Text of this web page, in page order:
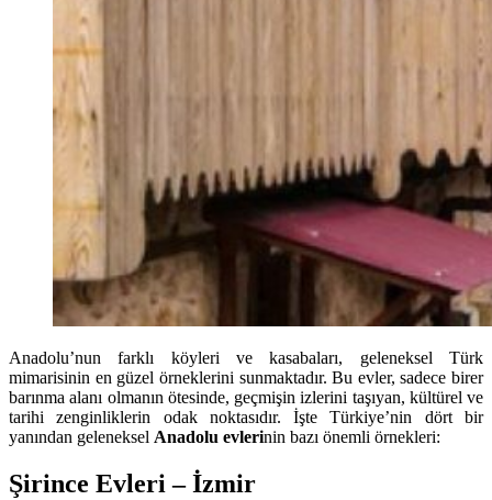
Anadolu’nun farklı köyleri ve kasabaları, geleneksel Türk
mimarisinin en güzel örneklerini sunmaktadır. Bu evler, sadece birer
barınma alanı olmanın ötesinde, geçmişin izlerini taşıyan, kültürel ve
tarihi zenginliklerin odak noktasıdır. İşte Türkiye’nin dört bir
yanından geleneksel Anadolu evlerinin bazı önemli örnekleri:
Şirince Evleri – İzmir